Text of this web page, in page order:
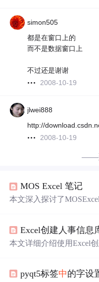
simon505
都是在窗口上的
而不是数据窗口上
不过还是谢谢
2008-10-19
jlwei888
http://
2008-10-19
——
MOS Excel 笔记
本文深入探讨了
日期操作、监视窗口运用
快捷键的巧妙利用。
Excel创建人事信息
本文详细介绍使用Excel
动显示等功能。
pyqt5标签中的字设